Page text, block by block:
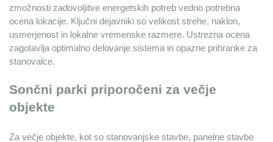
zmožnosti zadovoljitve energetskih potreb vedno potrebna
ocena lokacije. Ključni dejavniki so velikost strehe, naklon,
usmerjenost in lokalne vremenske razmere. Ustrezna ocena
zagotavlja optimalno delovanje sistema in opazne prihranke za
stanovalce.
Sončni parki priporočeni za večje
objekte
Za večje objekte, kot so stanovanjske stavbe, panelne stavbe